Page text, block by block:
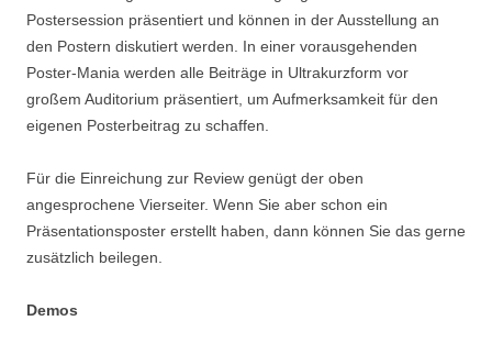
Postersession präsentiert und können in der Ausstellung an
den Postern diskutiert werden. In einer vorausgehenden
Poster-Mania werden alle Beiträge in Ultrakurzform vor
großem Auditorium präsentiert, um Aufmerksamkeit für den
eigenen Posterbeitrag zu schaffen.
Für die Einreichung zur Review genügt der oben
angesprochene Vierseiter. Wenn Sie aber schon ein
Präsentationsposter erstellt haben, dann können Sie das gerne
zusätzlich beilegen.
Demos